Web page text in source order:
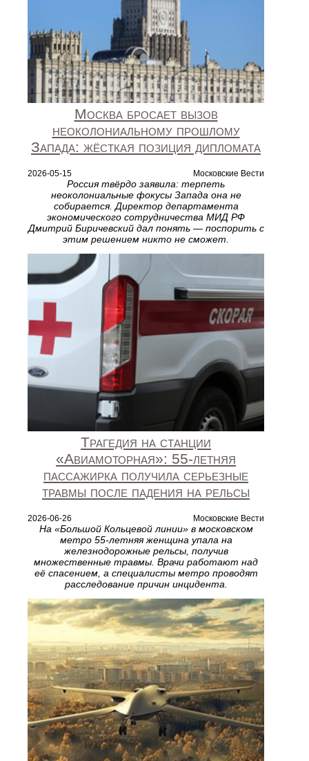
Москва бросает вызов
неоколониальному прошлому
Запада: жёсткая позиция дипломата
2026-05-15 Московские Вести
Россия твёрдо заявила: терпеть
неоколониальные фокусы Запада она не
собирается. Директор департамента
экономического сотрудничества МИД РФ
Дмитрий Биричевский дал понять — поспорить с
этим решением никто не сможет.
Трагедия на станции
«Авиамоторная»: 55‑летняя
пассажирка получила серьезные
травмы после падения на рельсы
2026-06-26 Московские Вести
На «Большой Кольцевой линии» в московском
метро 55‑летняя женщина упала на
железнодорожные рельсы, получив
множественные травмы. Врачи работают над
её спасением, а специалисты метро проводят
расследование причин инцидента.